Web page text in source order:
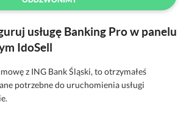
usługę Banking Pro w panelu
IdoSell
z ING Bank Śląski, to otrzymałeś
potrzebne do uruchomienia usługi